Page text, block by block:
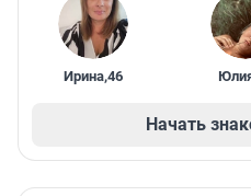
Ирина,46
Начать